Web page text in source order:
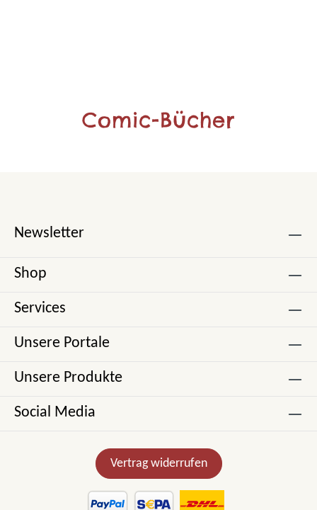
Comic-Bücher
Newsletter
Shop
Services
Unsere Portale
Unsere Produkte
Social Media
Vertrag widerrufen